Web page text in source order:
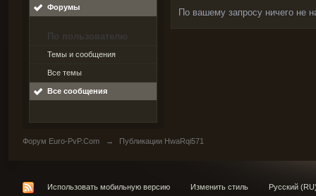
Форумы
По пользователю
Темы и сообщения
Все темы
Все сообщения
По вашему запросу ничего не
Форум Euro-PvP.Com → Публикации HwaRqi571
Использовать мобильную версию Изменить стиль Русский